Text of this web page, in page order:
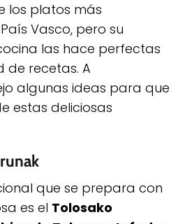
los platos más
Vasco, pero su
las hace perfectas
recetas. A
algunas ideas para que
estas deliciosas
que se prepara con
es el Tolosako